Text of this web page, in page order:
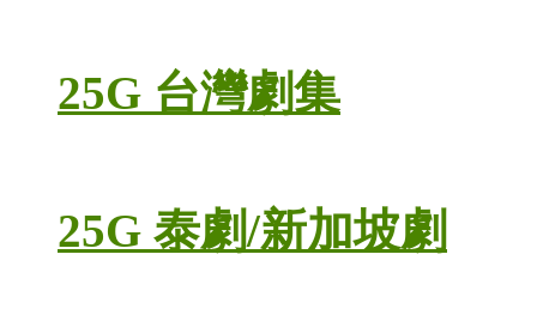
25G 台灣劇集
25G 泰劇/新加坡劇